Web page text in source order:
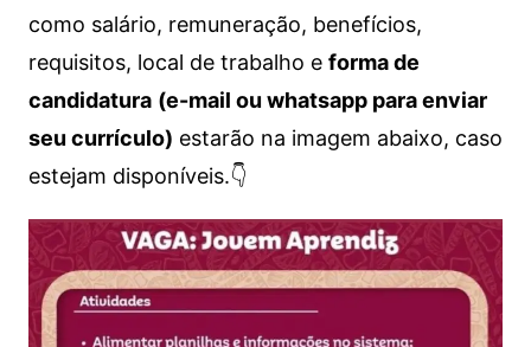
como salário, remuneração, benefícios,
requisitos, local de trabalho e forma de
candidatura (e-mail ou whatsapp para enviar
seu currículo) estarão na imagem abaixo, caso
estejam disponíveis.👇